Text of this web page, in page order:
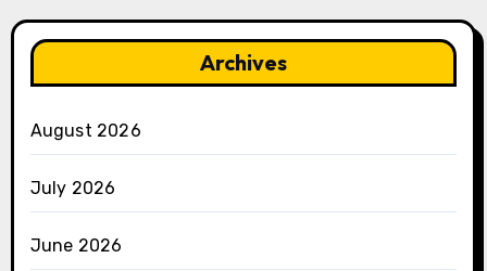
Archives
August 2026
July 2026
June 2026